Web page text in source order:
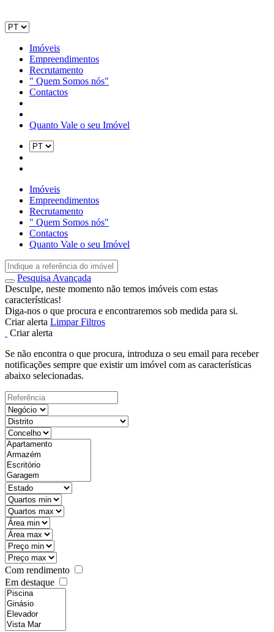
Imóveis
Empreendimentos
Recrutamento
" Quem Somos nós"
Contactos
Quanto Vale o seu Imóvel
Imóveis
Empreendimentos
Recrutamento
" Quem Somos nós"
Contactos
Quanto Vale o seu Imóvel
Pesquisa Avançada
Desculpe, neste momento não temos imóveis com estas
características!
Diga-nos o que procura e encontraremos sob medida para si.
Criar alerta Limpar Filtros
Criar alerta
Se não encontra o que procura, introduza o seu email para receber
notificações sempre que existir um imóvel com as características
abaixo selecionadas.
Com rendimento
Em destaque